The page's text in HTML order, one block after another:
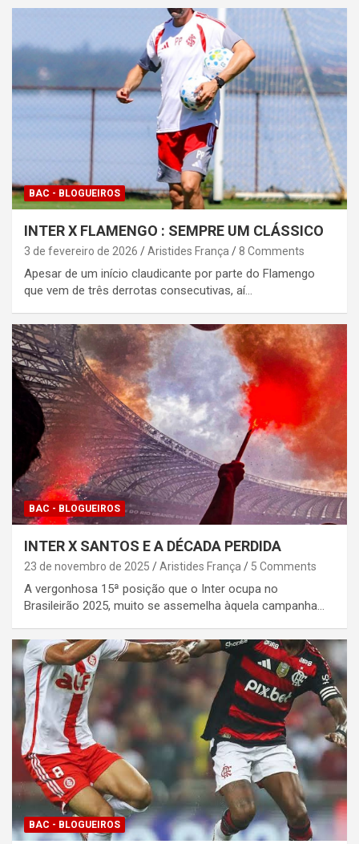
BAC - BLOGUEIROS
INTER X FLAMENGO : SEMPRE UM CLÁSSICO
3 de fevereiro de 2026 Aristides França 8 Comments
Apesar de um início claudicante por parte do Flamengo
que vem de três derrotas consecutivas, aí…
BAC - BLOGUEIROS
INTER X SANTOS E A DÉCADA PERDIDA
23 de novembro de 2025 Aristides França 5 Comments
A vergonhosa 15ª posição que o Inter ocupa no
Brasileirão 2025, muito se assemelha àquela campanha…
BAC - BLOGUEIROS